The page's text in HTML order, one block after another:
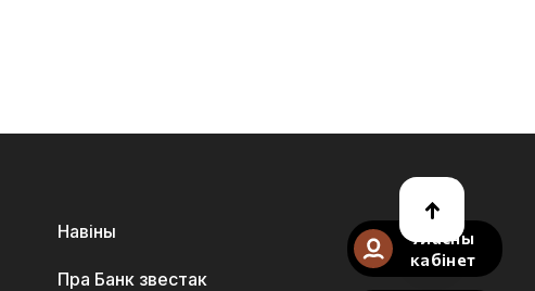
Навіны
Пра Банк звестак
Уласны
кабінет